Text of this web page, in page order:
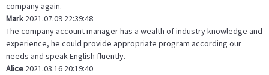
company again.
Mark 2021.07.09 22:39:48
The company account manager has a wealth of industry knowledge and
experience, he could provide appropriate program according our
needs and speak English fluently.
Alice 2021.03.16 20:19:40